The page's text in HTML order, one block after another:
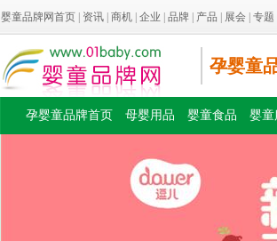
婴童品牌网首页 资讯 商机 企业 品牌 产品 展会 专题
孕婴童
孕婴童品牌首页 母婴用品 婴童食品 婴童